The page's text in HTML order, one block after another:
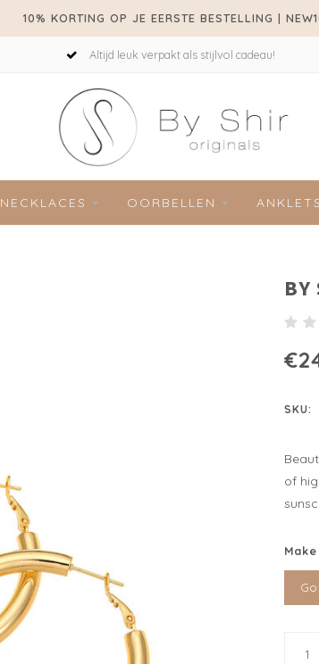
10% KORTING OP JE EERSTE BESTELLING |
Altijd leuk verpakt als stijlvol cadeau!
NECKLACES OORBELLEN ANKLETS
BY
SKU:
of